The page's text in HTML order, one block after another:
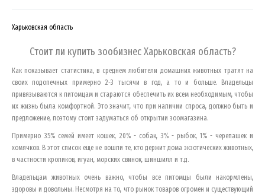
Харьковская область
Стоит ли купить зообизнесХарьковская область?
Как показывает статистика, в среднем любители домашних животных тратят на
своих подопечных примерно 2-3 тысячи в год, а то и больше. Владельцы
привязываются к питомцам и стараются обеспечить их всем необходимым, чтобы
их жизнь была комфортной. Это значит, что при наличии спроса, должно быть и
предложение, поэтому стоит задуматься об открытии зоомагазина.
Примерно 35% семей имеет кошек, 20% - собак, 3% - рыбок, 1% - черепашек и
хомячков. В этот список еще не вошли те, кто держит дома экзотических животных,
в частности кроликов, игуан, морских свинок, шиншилл и т.д.
Владельцам животных очень важно, чтобы все питомцы были накормлены,
здоровы и довольны. Несмотря на то, что рынок товаров огромен и существующий